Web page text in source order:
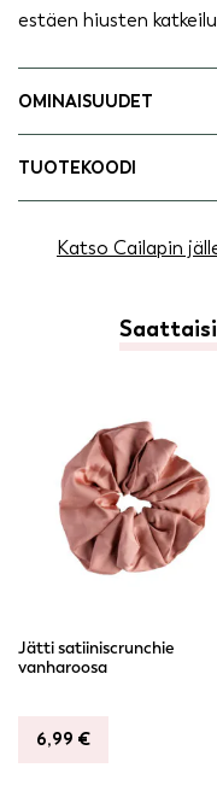
estäen hiusten
OMINAISUUDET
TUOTEKOODI
Katso Cailapin
Jätti satiiniscrunchie
vanharoosa
6,99 €